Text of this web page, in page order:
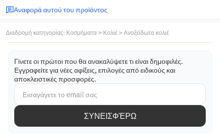
Αναφορά αυτού του προϊόντος
Διαδρομή κατηγορίας: Κοσμήματα > Κολιέ > Ανοξείδωτα κολιέ
Γίνετε οι πρώτοι που θα ανακαλύψετε τι είναι δημοφιλές.
Εγγραφείτε για νέες αφίξεις, επιλογές από ειδικούς και
αποκλειστικές προσφορές.
ΣΥΝΕΙΣΦΈΡΩ